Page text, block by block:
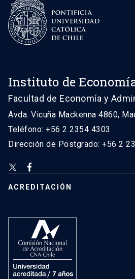
Instituto de
Facultad de Economía y
Avda. Vicuña Mackenna 4860,
Teléfono: +56 2 2354 4303
Dirección de Postgrado: +56 2
ACREDITACIÓN